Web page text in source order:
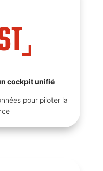
cockpit unifié
pour piloter la